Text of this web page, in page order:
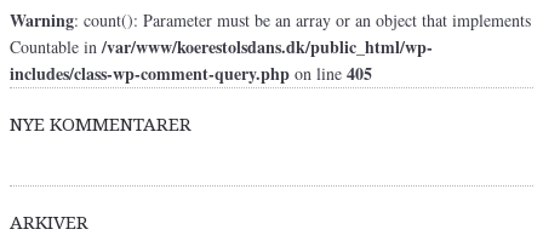
Warning: count(): Parameter must be an array or an object that implements
Countable in /var/www/koerestolsdans.dk/public_html/wp-
includes/class-wp-comment-query.php on line 405
NYE KOMMENTARER
ARKIVER